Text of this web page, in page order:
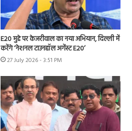
E20 मुद्दे पर केजरीवाल का नया अभियान, दिल्ली में
करेंगे ‘नेशनल टाउनहॉल अगेंस्ट E20’
27 July 2026 - 3:51 PM